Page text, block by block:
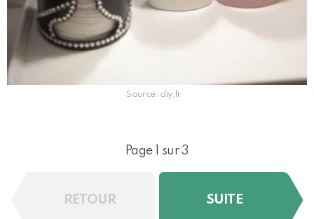
Source: diy.fr
Page 1 sur 3
RETOUR SUITE